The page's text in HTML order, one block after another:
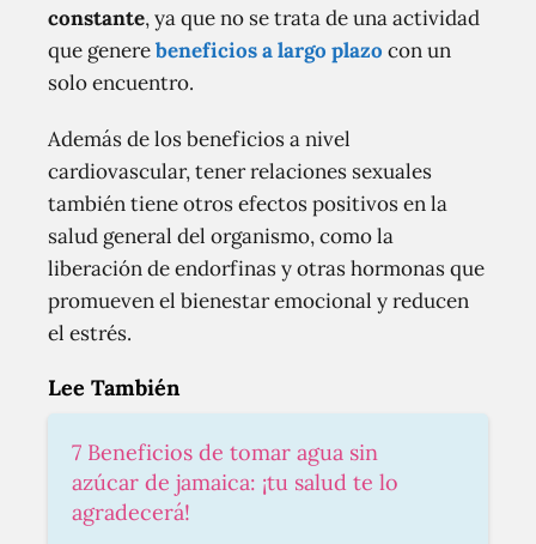
constante, ya que no se trata de una actividad
que generebeneficios a largo plazo con un
solo encuentro.
Además de los beneficios a nivel
cardiovascular, tener relaciones sexuales
también tiene otros efectos positivos en la
salud general del organismo, como la
liberación de endorfinas y otras hormonas que
promueven el bienestar emocional y reducen
el estrés.
Lee También
7 Beneficios de tomar agua sin
azúcar de jamaica: ¡tu salud te lo
agradecerá!